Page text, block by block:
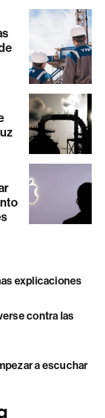
explicaciones
contra las
a escuchar